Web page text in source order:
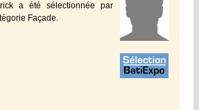
a été sélectionnée par
Façade.